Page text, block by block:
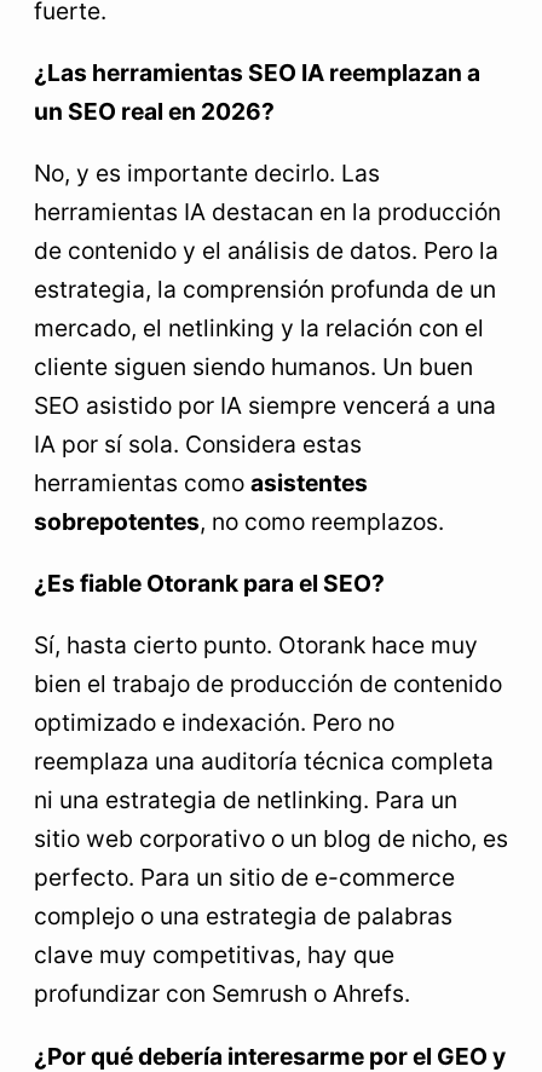
fuerte.
¿Las herramientas SEO IA reemplazan a
un SEO real en 2026?
No, y es importante decirlo. Las
herramientas IA destacan en la producción
de contenido y el análisis de datos. Pero la
estrategia, la comprensión profunda de un
mercado, el netlinking y la relación con el
cliente siguen siendo humanos. Un buen
SEO asistido por IA siempre vencerá a una
IA por sí sola. Considera estas
herramientas como asistentes
sobrepotentes, no como reemplazos.
¿Es fiable Otorank para el SEO?
Sí, hasta cierto punto. Otorank hace muy
bien el trabajo de producción de contenido
optimizado e indexación. Pero no
reemplaza una auditoría técnica completa
ni una estrategia de netlinking. Para un
sitio web corporativo o un blog de nicho, es
perfecto. Para un sitio de e-commerce
complejo o una estrategia de palabras
clave muy competitivas, hay que
profundizar con Semrush o Ahrefs.
¿Por qué debería interesarme por el GEO y